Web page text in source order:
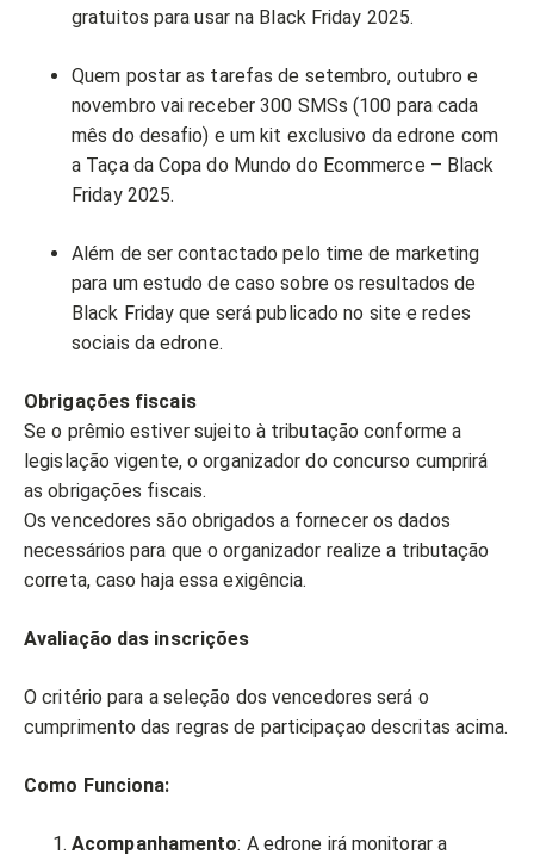
gratuitos para usar na Black Friday 2025.
Quem postar as tarefas de setembro, outubro e
novembro vai receber 300 SMSs (100 para cada
mês do desafio) e um kit exclusivo da edrone com
a Taça da Copa do Mundo do Ecommerce – Black
Friday 2025.
Além de ser contactado pelo time de marketing
para um estudo de caso sobre os resultados de
Black Friday que será publicado no site e redes
sociais da edrone.
Obrigações fiscais
Se o prêmio estiver sujeito à tributação conforme a
legislação vigente, o organizador do concurso cumprirá
as obrigações fiscais.
Os vencedores são obrigados a fornecer os dados
necessários para que o organizador realize a tributação
correta, caso haja essa exigência.
Avaliação das inscrições
O critério para a seleção dos vencedores será o
cumprimento das regras de participaçao descritas acima.
Como Funciona:
Acompanhamento: A edrone irá monitorar a